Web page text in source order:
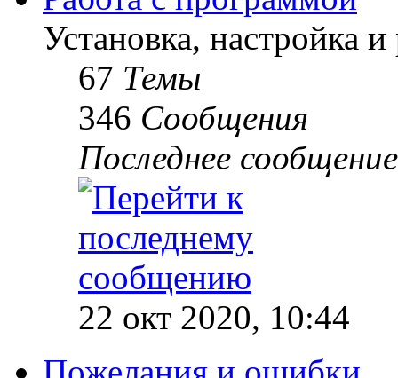
Установка, настройка
67 Темы
346 Сообщения
Последнее сообщение
22 окт 2020, 10:44